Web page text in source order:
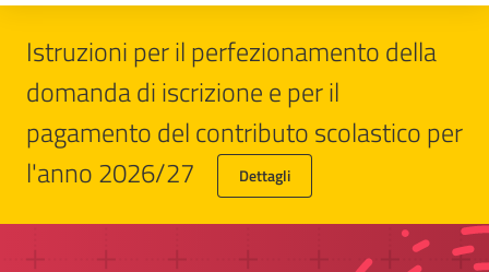
Istruzioni per il perfezionamento della
domanda di iscrizione e per il
pagamento del contributo scolastico per
l'anno 2026/27
Dettagli